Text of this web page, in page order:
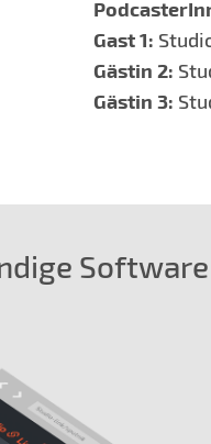
Gast 1:
Gästin 2:
Gästin 3:
Software